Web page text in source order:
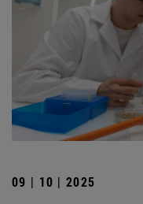
09 | 10 | 2025